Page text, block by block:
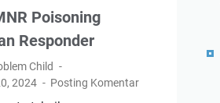
Poisoning
Responder
Child
2024
Posting Komentar